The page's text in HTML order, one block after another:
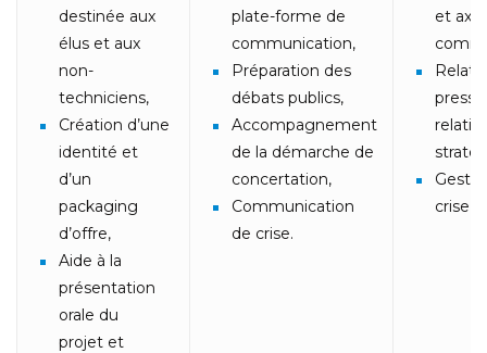
destinée aux
élus et aux
non-
techniciens,
Création d’une
identité et
d’un
packaging
d’offre,
Aide à la
présentation
orale du
projet et
plate-forme de
communication,
Préparation des
débats publics,
Accompagnement
de la démarche de
concertation,
Communication
de crise.
et
crise,…